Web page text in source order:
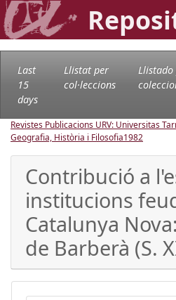
Last
15
days
Llistat per
col·leccions
Llistado
Revistes Publicacions URV: Universitas
Geografia, Història i Filosofia1982
Contribució a
institucions
Catalunya
de Barberà (S.